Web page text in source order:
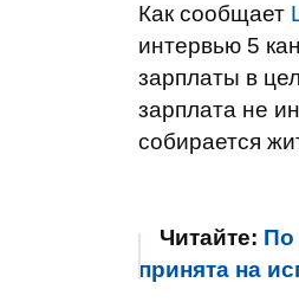
Как сообщает
интервью 5
зарплаты в
зарплата не
собирается
Читайте: По
принята на